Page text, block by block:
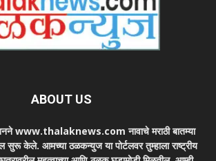
ABOUT US
www.thalaknews.com नावाचे मराठी बातम्या
सुरू केले. आमच्या ठळकन्युज या पोर्टलवर तुम्हाला राष्ट्रीय